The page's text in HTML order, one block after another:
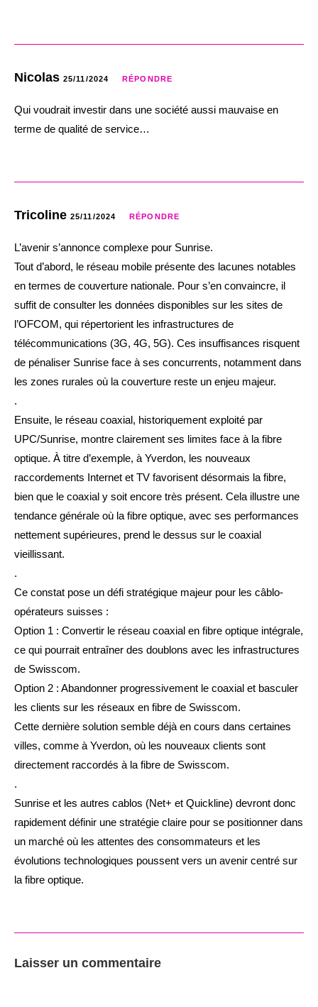
Nicolas 25/11/2024 RÉPONDRE
Qui voudrait investir dans une société aussi mauvaise en
terme de qualité de service…
Tricoline 25/11/2024 RÉPONDRE
L’avenir s’annonce complexe pour Sunrise.
Tout d’abord, le réseau mobile présente des lacunes notables
en termes de couverture nationale. Pour s’en convaincre, il
suffit de consulter les données disponibles sur les sites de
l’OFCOM, qui répertorient les infrastructures de
télécommunications (3G, 4G, 5G). Ces insuffisances risquent
de pénaliser Sunrise face à ses concurrents, notamment dans
les zones rurales où la couverture reste un enjeu majeur.
.
Ensuite, le réseau coaxial, historiquement exploité par
UPC/Sunrise, montre clairement ses limites face à la fibre
optique. À titre d’exemple, à Yverdon, les nouveaux
raccordements Internet et TV favorisent désormais la fibre,
bien que le coaxial y soit encore très présent. Cela illustre une
tendance générale où la fibre optique, avec ses performances
nettement supérieures, prend le dessus sur le coaxial
vieillissant.
.
Ce constat pose un défi stratégique majeur pour les câblo-
opérateurs suisses :
Option 1 : Convertir le réseau coaxial en fibre optique intégrale,
ce qui pourrait entraîner des doublons avec les infrastructures
de Swisscom.
Option 2 : Abandonner progressivement le coaxial et basculer
les clients sur les réseaux en fibre de Swisscom.
Cette dernière solution semble déjà en cours dans certaines
villes, comme à Yverdon, où les nouveaux clients sont
directement raccordés à la fibre de Swisscom.
.
Sunrise et les autres cablos (Net+ et Quickline) devront donc
rapidement définir une stratégie claire pour se positionner dans
un marché où les attentes des consommateurs et les
évolutions technologiques poussent vers un avenir centré sur
la fibre optique.
Laisser un commentaire